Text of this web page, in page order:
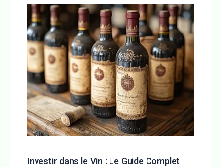
Investir dans le Vin : Le Guide Complet